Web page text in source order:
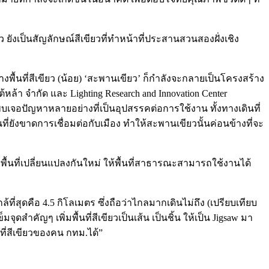
ยังเป็นสัญลักษณ์สีเขียวที่ทำหน้าที่ประสานสวนสองฝั่งเชิง
ที่สีเขียว (น้อย) ‘สะพานเขียว’ ก็กำลังจะกลายเป็นโครงสร้าง
ำกัด และ Lighting Research and Innovation Center
จอปัญหาหลายอย่างที่เป็นอุปสรรคต่อการใช้งาน ทั้งทางเดินที่
งขาดการเชื่อมต่อกับเมือง ทำให้สะพานเขียวนั้นค่อนข้างที่จะ
นที่เปลี่ยนแปลงกันใหม่ ให้พื้นที่สาธารณะสามารถใช้งานได้
สุดคือ 4.5 กิโลเมตร ซึ่งถือว่าไกลมากเดินไม่ถึง (เปรียบเทียบ
ดสำคัญๆ เพิ่มพื้นที่สีเขียวเป็นเส้น เป็นชิ้น ให้เป็น Jigsaw มา
สีเขียวของคน กทม.ได้”